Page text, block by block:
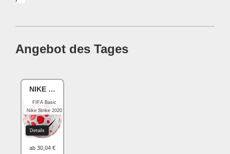
Angebot des Tages
NIKE Academy
FIFA Basic
Nike Strike 2020
Details
ab 30,04 €